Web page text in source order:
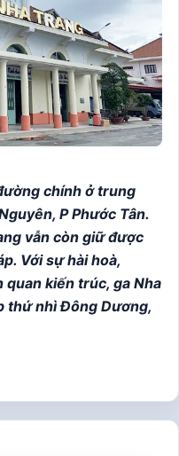
chính ở trung
P Phước Tân.
vẫn còn giữ được
Với sự hài hoà,
quan kiến trúc, ga Nha
thứ nhì Đông Dương,